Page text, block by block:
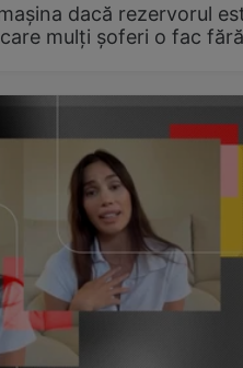
dacă rezervorul
mulți șoferi o fac